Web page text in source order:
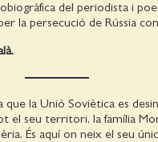
del periodista i
la persecució de Rússia
la Unió Soviètica es
el seu territori, la família
És aquí on neix el seu